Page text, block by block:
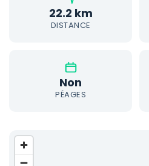
22.2 km
DISTANCE
Non
PÉAGES